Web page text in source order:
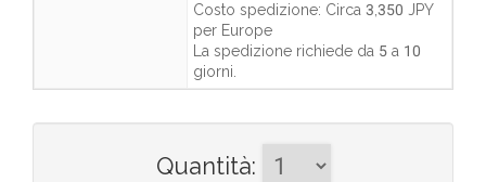
Costo spedizione: Circa 3,350 JPY
per Europe
La spedizione richiede da 5 a 10
giorni
Quantità: